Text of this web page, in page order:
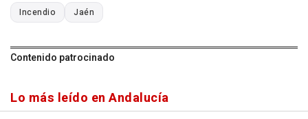
Incendio Jaén
Contenido patrocinado
Lo más leído en Andalucía